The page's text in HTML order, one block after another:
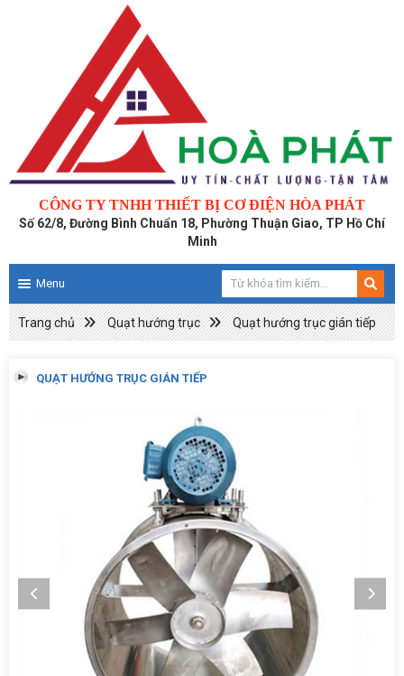
CÔNG TY TNHH THIẾT BỊ CƠ ĐIỆN HÒA PHÁT
Số 62/8, Đường Bình Chuẩn 18, Phường Thuận Giao, TP Hồ Chí
Minh
Menu
Trang chủ Quạt hướng trục Quạt hướng trục gián tiếp
QUẠT HƯỚNG TRỤC GIÁN TIẾP